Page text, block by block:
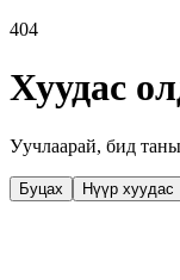
404
Хуудас
Уучлаарай, бид
Буцах Нүүр хуудас